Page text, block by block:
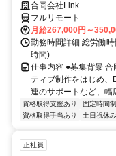
合同会社Link
フルリモート
月給267,000円～
勤務時間詳細 総労働
時間)
仕事内容 ●募集背景
ティブ制作をはじめ
連のサポートなど、幅
資格取得支援あり 固定時間制
資格取得手当あり
土日祝休み
正社員